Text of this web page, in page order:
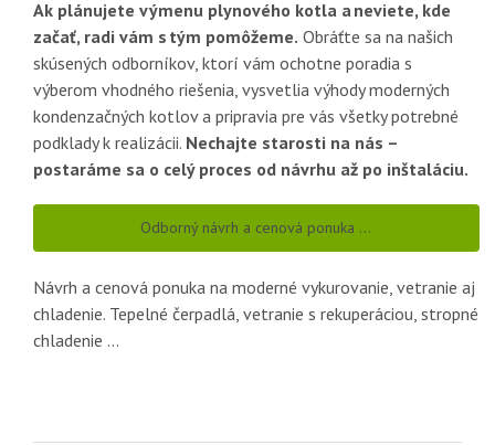
Ak plánujete výmenu plynového kotla a neviete, kde
začať, radi vám s tým pomôžeme. Obráťte sa na našich
skúsených odborníkov, ktorí vám ochotne poradia s
výberom vhodného riešenia, vysvetlia výhody moderných
kondenzačných kotlov a pripravia pre vás všetky potrebné
podklady k realizácii. Nechajte starosti na nás –
postaráme sa o celý proces od návrhu až po inštaláciu.
Odborný návrh a cenová ponuka …
Návrh a cenová ponuka na moderné vykurovanie, vetranie aj
chladenie. Tepelné čerpadlá, vetranie s rekuperáciou, stropné
chladenie …